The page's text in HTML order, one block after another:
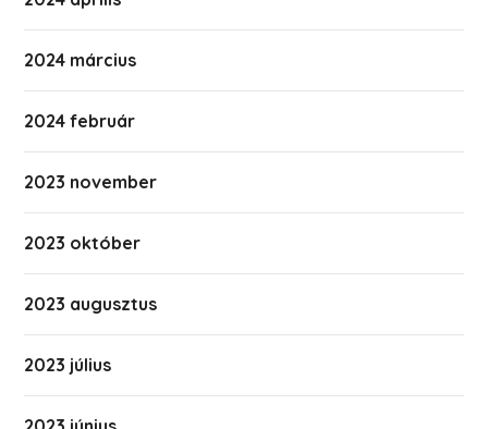
2024 március
2024 február
2023 november
2023 október
2023 augusztus
2023 július